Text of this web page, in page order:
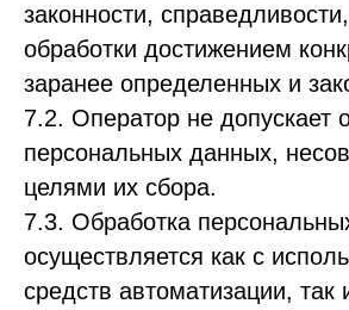
законности,
обработки достижением
заранее определенных и
7.2. Оператор не допускает
персональных данных,
целями их сбора.
7.3. Обработка
осуществляется как с
средств автоматизации, так